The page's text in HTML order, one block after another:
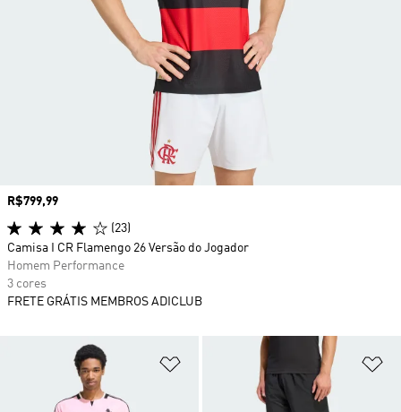
Adicionar à Lista de Desejos
Preço
R$799,99
(23)
Camisa I CR Flamengo 26 Versão do Jogador
Homem Performance
3 cores
FRETE GRÁTIS MEMBROS ADICLUB